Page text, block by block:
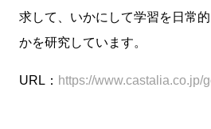
求して、いかにして学習を日常
かを研究しています。
URL： https://www.castalia.co.jp/